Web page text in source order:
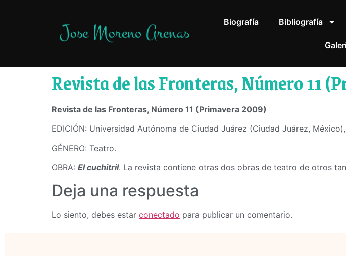
Biografía Bibliografía
Revista de las Fronteras, Número 11
Revista de las Fronteras, Número 11 (Primavera 2009)
EDICIÓN: Universidad Autónoma de Ciudad Juárez (Ciudad Juárez,
GÉNERO: Teatro.
OBRA: El cuchitril. La revista contiene otras dos obras de teatro de otros
Deja una respuesta
Lo siento, debes estar conectado para publicar un comentario.